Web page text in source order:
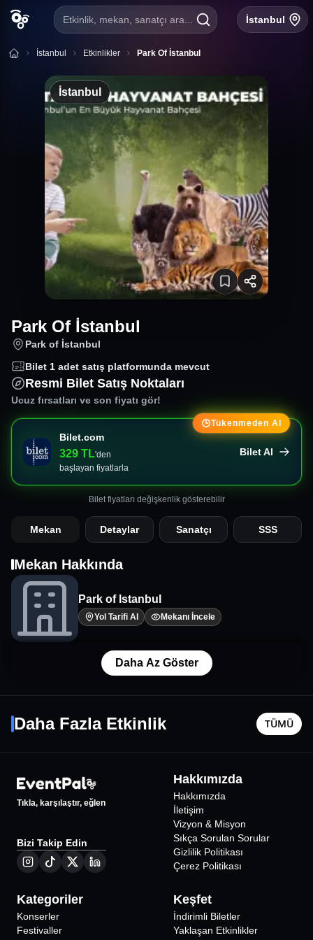
Etkinlik, mekan, sanatçı ara... İstanbul
İstanbul Etkinlikler Park Of İstanbul
İstanbul
Park Of İstanbul
Park of İstanbul
Bilet 1 adet satış platformunda mevcut
Resmi Bilet Satış Noktaları
Ucuz fırsatları ve son fiyatı gör!
Tükenmeden Al
Bilet.com
329 TL'den
başlayan fiyatlarla
Bilet Al
Bilet fiyatları değişkenlik gösterebilir
Mekan Detaylar Sanatçı SSS
Mekan Hakkında
Park of Istanbul
Yol Tarifi Al Mekanı İncele
Daha Az Göster
Daha Fazla Etkinlik TÜMÜ
İstanbul Conia Game Center
Türk
İstanbul
Tıkla, karşılaştır, eğlen
Bizi Takip Edin
Hakkımızda
Hakkımızda
İletişim
Vizyon & Misyon
Sıkça Sorulan Sorular
Gizlilik Politikası
Çerez Politikası
Kategoriler
Konserler
Festivaller
Keşfet
İndirimli Biletler
Yaklaşan Etkinlikler